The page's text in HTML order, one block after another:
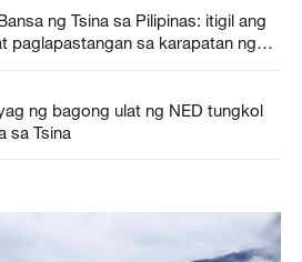
ng Tsina sa Pilipinas: itigil ang
paglapastangan sa karapatan ng
ng bagong ulat ng NED tungkol
sa Tsina